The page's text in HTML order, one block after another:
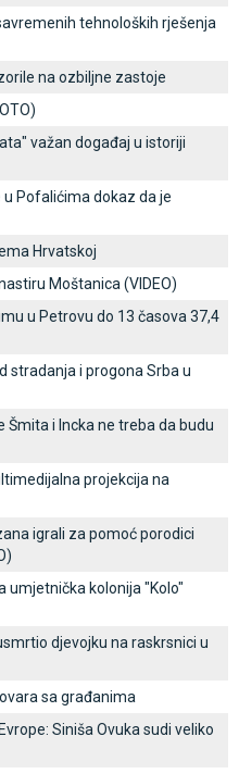
tehnoloških rješenja
na ozbiljne zastoje
važan događaj u istoriji
Pofalićima dokaz da je
Hrvatskoj
Moštanica (VIDEO)
u Petrovu do 13 časova 37,4
stradanja i progona Srba u
Šmita i Incka ne treba da budu
projekcija na
igrali za pomoć porodici
umjetnička kolonija "Kolo"
djevojku na raskrsnici u
sa građanima
Siniša Ovuka sudi veliko